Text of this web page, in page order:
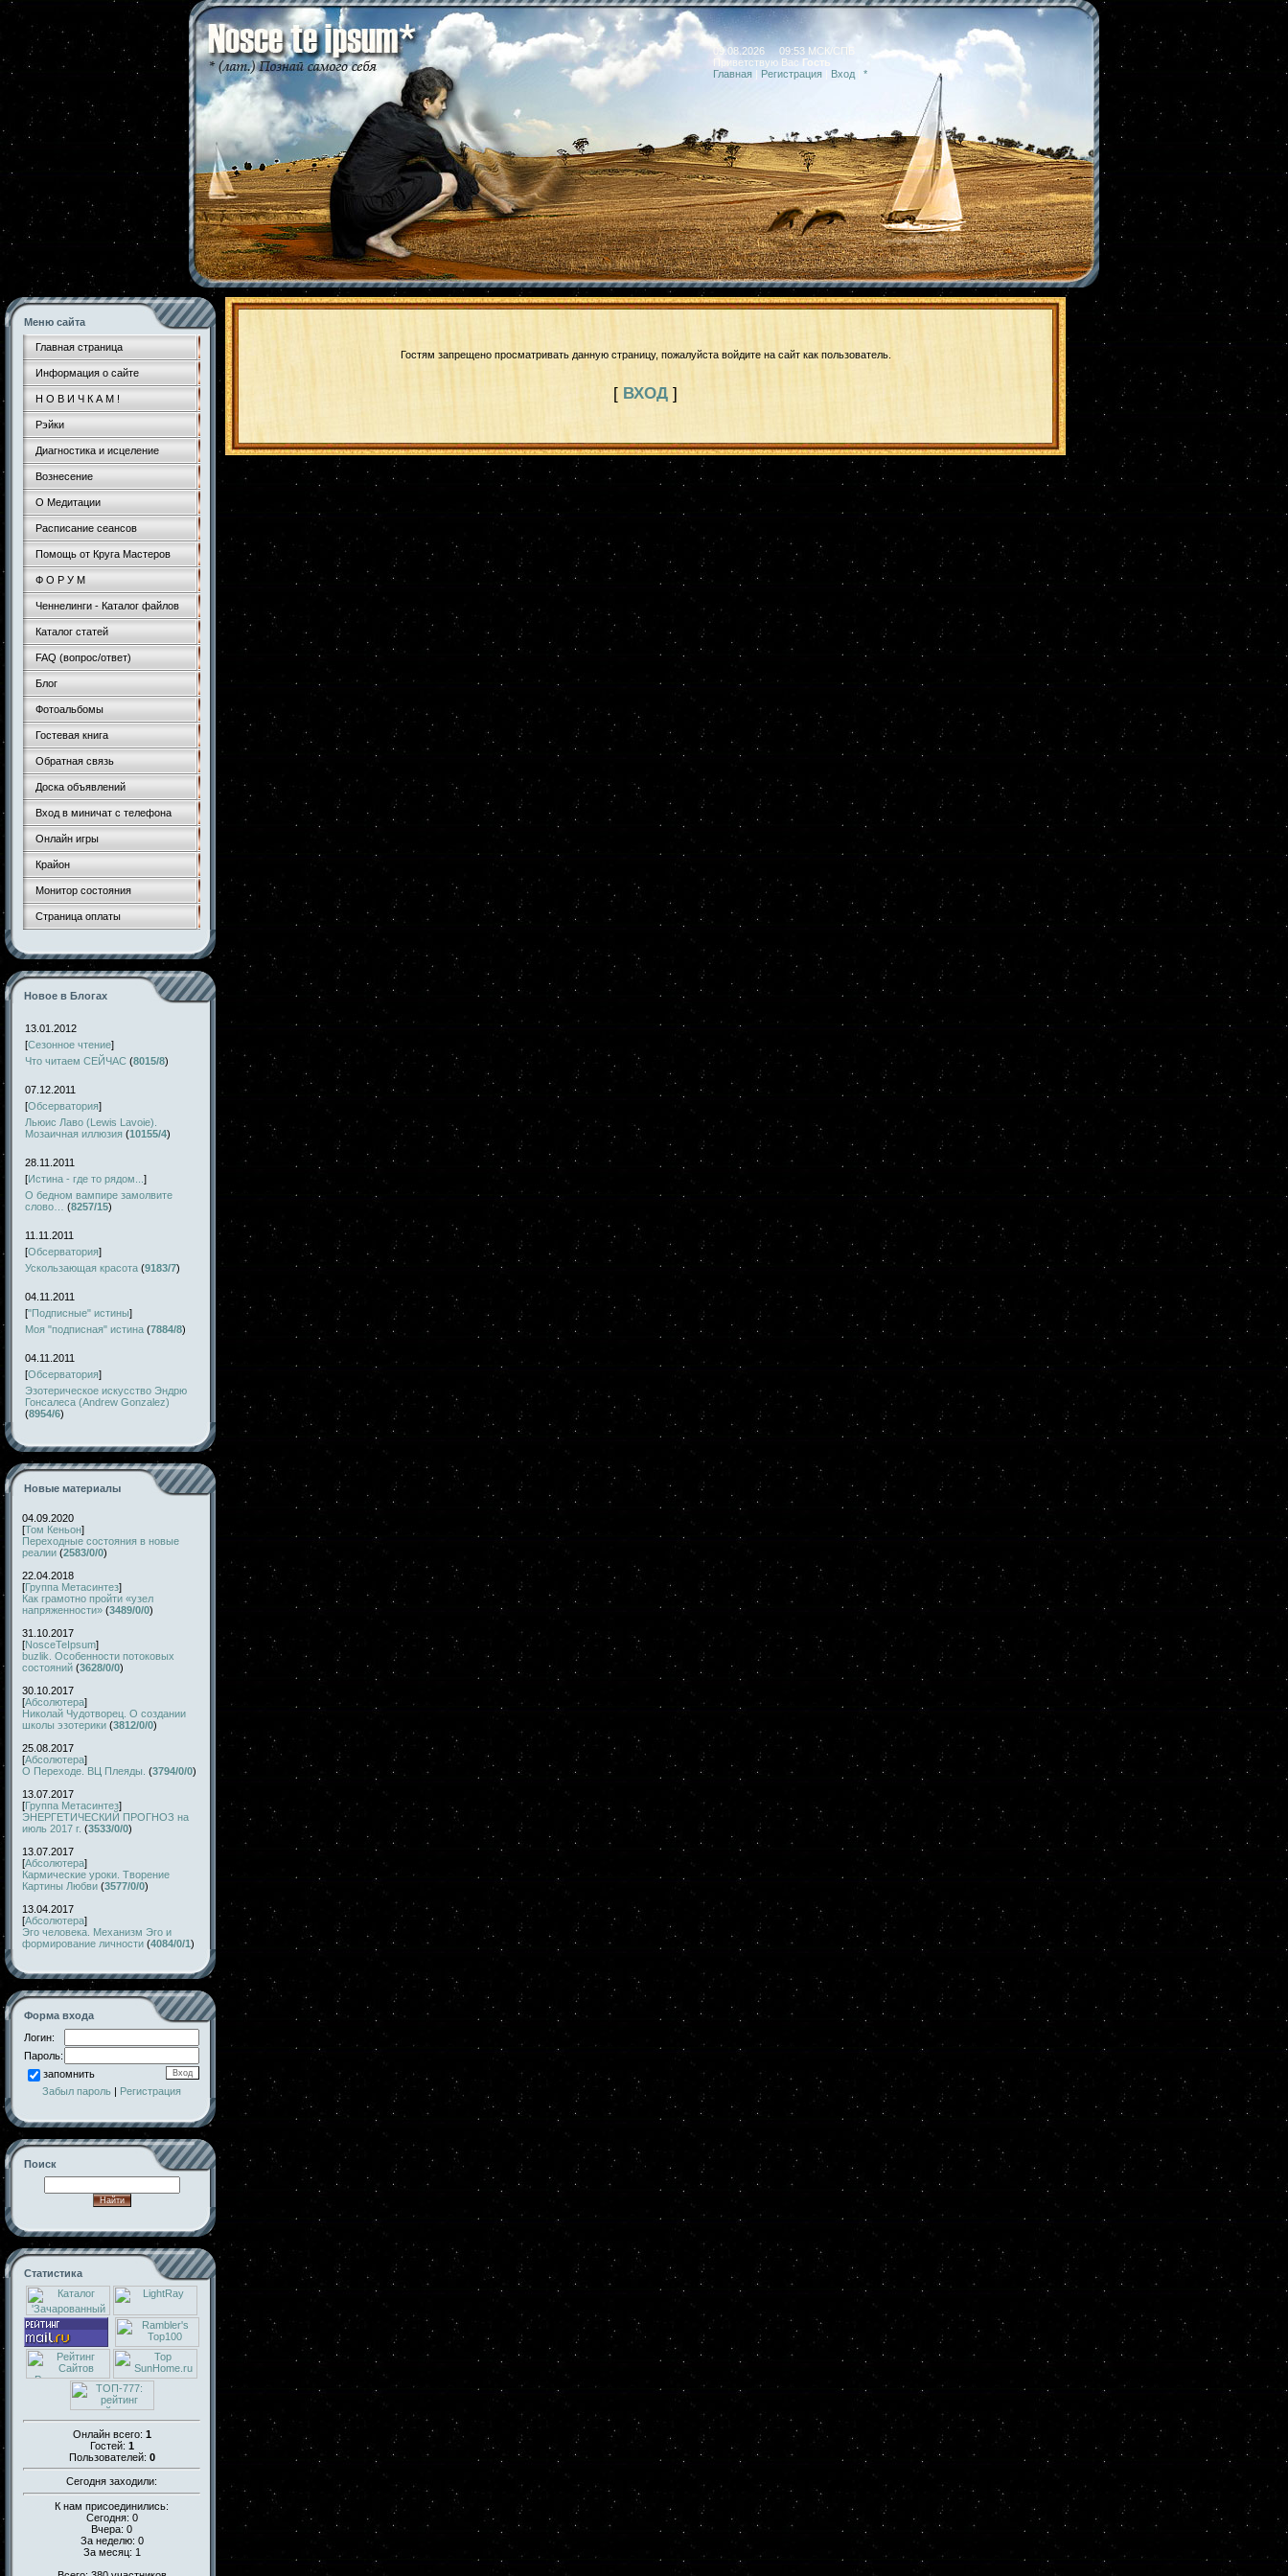
09.08.2026 09:53 МСК/СПБ
Приветствую Вас Гость
Главная | Регистрация Вход *
Меню сайта
Главная страница
Информация о сайте
Н О В И Ч К А М !
Рэйки
Диагностика и исцеление
Вознесение
О Медитации
Расписание сеансов
Помощь от Круга Мастеров
Ф О Р У М
Ченнелинги - Каталог файлов
Каталог статей
FAQ (вопрос/ответ)
Блог
Фотоальбомы
Гостевая книга
Обратная связь
Доска объявлений
Вход в миничат с телефона
Онлайн игры
Крайон
Монитор состояния
Страница оплаты
Новое в Блогах
13.01.2012
[Сезонное чтение]
Что читаем СЕЙЧАС (8015/8)
07.12.2011
[Обсерватория]
Льюис Лаво (Lewis Lavoie).
Мозаичная иллюзия (10155/4)
28.11.2011
[Истина - где то рядом... ]
О бедном вампире замолвите
слово…
(8257/15)
11.11.2011
[Обсерватория]
Ускользающая красота (9183/7)
04.11.2011
["Подписные" истины]
Моя "подписная" истина (7884/8)
04.11.2011
[Обсерватория]
Эзотерическое искусство Эндрю
Гонсалеса (Andrew Gonzalez)
(8954/6)
Новые материалы
04.09.2020
[Том Кеньон]
Переходные состояния в новые
реалии (2583/0/0)
22.04.2018
[Группа Метасинтез]
Как грамотно пройти «узел
напряженности» (3489/0/0)
31.10.2017
[NosceTeIpsum]
buzlik. Особенности потоковых
состояний (3628/0/0)
30.10.2017
[Абсолютера]
Николай Чудотворец. О создании
школы эзотерики (3812/0/0)
25.08.2017
[Абсолютера]
О Переходе. ВЦ Плеяды. (3794/0/0)
13.07.2017
[Группа Метасинтез]
ЭНЕРГЕТИЧЕСКИЙ ПРОГНОЗ на
июль 2017 г. (3533/0/0)
13.07.2017
[Абсолютера]
Кармические уроки. Творение
Картины Любви (3577/0/0)
13.04.2017
[Абсолютера]
Эго человека. Механизм Эго и
формирование личности (4084/0/1)
Форма входа
Логин:
Пароль:
запомнить
Забыл пароль | Регистрация
Поиск
Статистика
Онлайн всего: 1
Гостей: 1
Пользователей: 0
Сегодня заходили:
К нам присоединились:
Сегодня: 0
Вчера: 0
За неделю: 0
За месяц: 1
Гостям запрещено просматривать данную страницу, пожалуйста войдите на сайт как пользователь.
[ ВХОД ]